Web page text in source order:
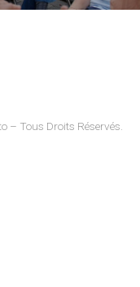
Tous Droits Réservés.